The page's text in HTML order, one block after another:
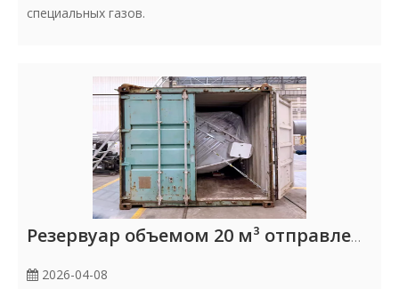
специальных газов.
Резервуар объемом 20 м³ отправлен в Коста-Рику
2026-04-08